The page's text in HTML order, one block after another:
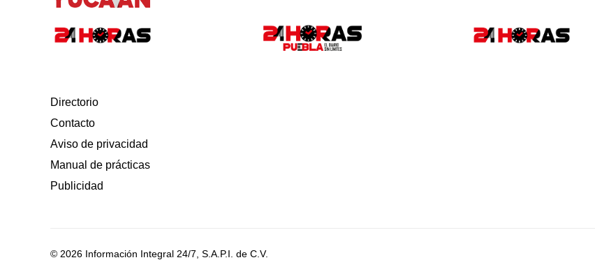
Directorio
Contacto
Aviso de privacidad
Manual de prácticas
Publicidad
© 2026 Información Integral 24/7, S.A.P.I. de C.V.